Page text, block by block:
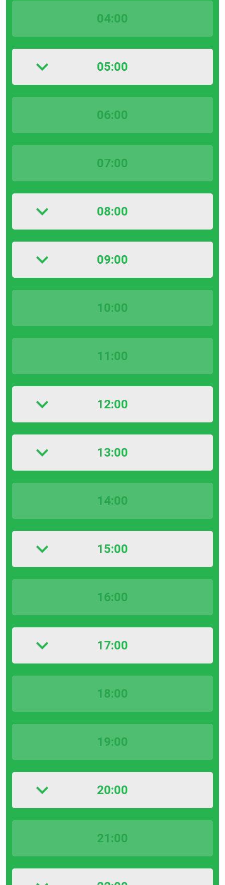
04:00
05:00
06:00
07:00
08:00
09:00
10:00
11:00
12:00
13:00
14:00
15:00
16:00
17:00
18:00
19:00
20:00
21:00